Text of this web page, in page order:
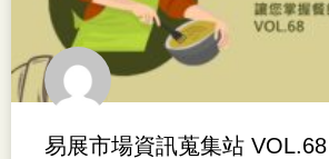
易展市場資訊蒐集站 VOL.68